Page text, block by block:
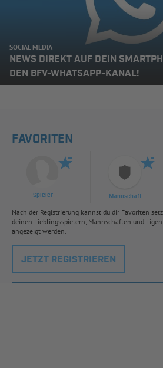
SOCIAL MEDIA
NEWS DIREKT AUF DEIN
DEN BFV-WHATSAPP-KANAL!
FAVORITEN
Spieler Mannschaft
Nach der Registrierung kannst du dir Favoriten
deinen Lieblingsspielern, Mannschaften und
angezeigt werden.
JETZT REGISTRIEREN